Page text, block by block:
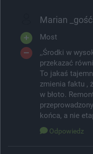
Marian _gość
Most
,,Środki w
przekazać
To jakaś
zmienia faktu ,
w błoto.
końca, a nie
Odpowiedz